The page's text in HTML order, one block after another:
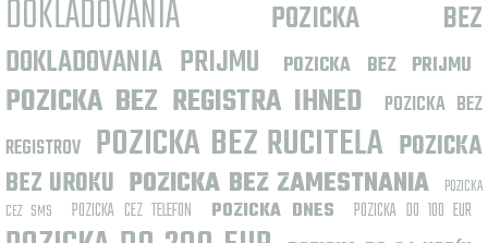
DOKLADOVANIA
POZICKA BEZ
DOKLADOVANIA PRIJMU
POZICKA BEZ PRIJMU
POZICKA BEZ REGISTRA IHNED
POZICKA BEZ
REGISTROV POZICKA BEZ RUCITELA POZICKA
BEZ UROKU POZICKA BEZ ZAMESTNANIA
POZICKA
CEZ SMS
POZICKA CEZ TELEFON POZICKA DNES POZICKA DO 100 EUR